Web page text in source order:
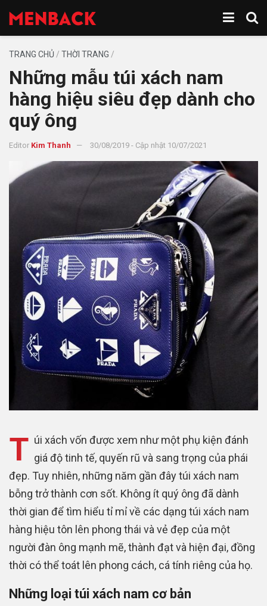
TRANG CHỦ / THỜI TRANG /
Những mẫu túi xách nam
hàng hiệu siêu đẹp dành cho
quý ông
Editor Kim Thanh 30/08/2019 - Cập nhật 10/07/2021
T úi xách vốn được xem như một phụ kiện đánh
giá độ tinh tế, quyến rũ và sang trọng của phái
đẹp. Tuy nhiên, những năm gần đây túi xách nam
bỗng trở thành cơn sốt. Không ít quý ông đã dành
thời gian để tìm hiểu tỉ mỉ về các dạng túi xách nam
hàng hiệu tôn lên phong thái và vẻ đẹp của một
người đàn ông mạnh mẽ, thành đạt và hiện đại, đồng
thời có thể toát lên phong cách, cá tính riêng của họ.
Những loại túi xách nam cơ bản